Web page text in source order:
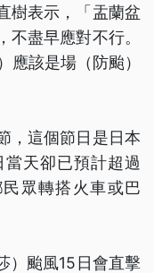
樹表示，「盂蘭盆
盡早應對不行。
應該是場（防颱）
，這個節日是日本
當天卻已預計超過
眾轉搭火車或巴
）颱風15日會直擊